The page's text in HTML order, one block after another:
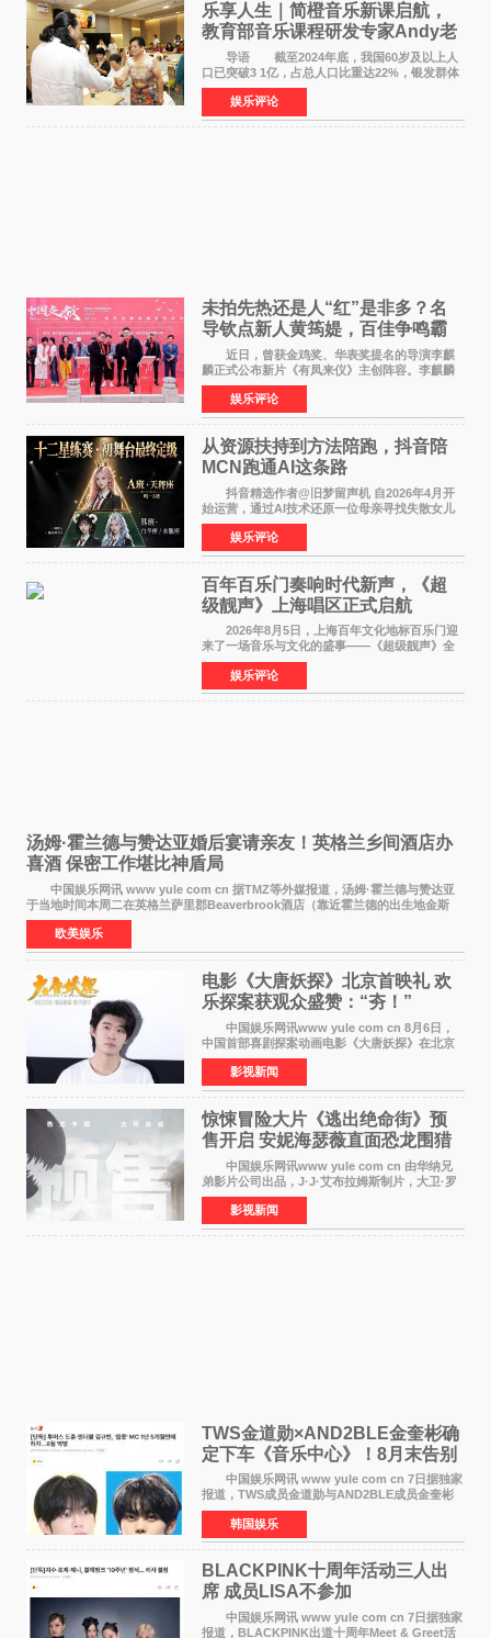
乐享人生｜简橙音乐新课启航，
教育部音乐课程研发专家Andy老
师重磅入驻领航银龄琴声
导语 截至2024年底，我国60岁及以上人
口已突破3 1亿，占总人口比重达22%，银发群体
的精神文化需求日益凸显。2024年1月，国务院办
公厅印发《关于发展银发经济增进老年人福祉的
意见》——这是
娱乐评论
未拍先热还是人“红”是非多？名
导钦点新人黄筠媞，百佳争鸣霸
气回应
近日，曾获金鸡奖、华表奖提名的导演李麒
麟正式公布新片《有凤来仪》主创阵容。李麒麟
早年凭电影《华容道》获得金鸡奖、华表奖提
名，此后长期参与国内外电影制作，其担任制片
人参与的作品亦曾
娱乐评论
从资源扶持到方法陪跑，抖音陪
MCN跑通AI这条路
抖音精选作者@旧梦留声机 自2026年4月开
始运营，通过AI技术还原一位母亲寻找失散女儿
的故事，凭借强情感表达获得大量用户关注，发
布仅21小时便获得超1亿曝光、超1000万互动。
此后，账号持续沿
娱乐评论
百年百乐门奏响时代新声，《超
级靓声》上海唱区正式启航
2026年8月5日，上海百年文化地标百乐门迎
来了一场音乐与文化的盛事——《超级靓声》全
国励志音乐公益节目上海唱区新闻发布会暨启动
仪式在此隆重举行。各界领导、嘉宾与媒体朋友
齐聚一堂，共同
娱乐评论
汤姆·霍兰德与赞达亚婚后宴请亲友！英格兰乡间酒店办
喜酒 保密工作堪比神盾局
中国娱乐网讯 www yule com cn 据TMZ等外媒报道，汤姆·霍兰德与赞达亚
于当地时间本周二在英格兰萨里郡Beaverbrook酒店（靠近霍兰德的出生地金斯
顿）举办婚宴，邀请家人与朋友们喝喜酒，庆祝
欧美娱乐
电影《大唐妖探》北京首映礼 欢
乐探案获观众盛赞：“夯！”
中国娱乐网讯www yule com cn 8月6日，
中国首部喜剧探案动画电影《大唐妖探》在北京
举办电影首映礼。导演程腾、联合导演黄珉、总
制片人曹紫建、制片人李莹莹，配音导演张喆，
对白指导程寅，领
影视新闻
惊悚冒险大片《逃出绝命街》预
售开启 安妮海瑟薇直面恐龙围猎
中国娱乐网讯www yule com cn 由华纳兄
弟影片公司出品，J·J·艾布拉姆斯制片，大卫·罗
伯特·米切尔执导，好莱坞巨星安妮·海瑟薇和伊万
·麦克格雷格领衔主演的2026暑期惊悚冒险大片
《逃出绝
影视新闻
TWS金道勋×AND2BLE金奎彬确
定下车《音乐中心》！8月末告别
MC席位
中国娱乐网讯 www yule com cn 7日据独家
报道，TWS成员金道勋与AND2BLE成员金奎彬
将于8月离开《音乐中心》MC的位置。 金道
勋与金奎彬于去年3月与H2H A-NA一起被选为
《音乐中心》MC，约1
韩国娱乐
BLACKPINK十周年活动三人出
席 成员LISA不参加
中国娱乐网讯 www yule com cn 7日据独家
报道，BLACKPINK出道十周年Meet & Greet活